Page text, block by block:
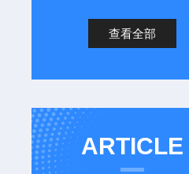
查看全部
ARTICLE